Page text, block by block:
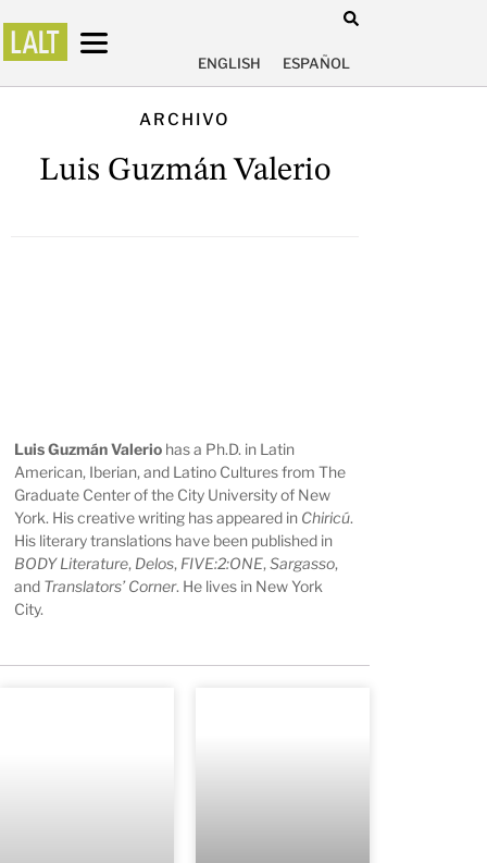
ENGLISH ESPAÑOL
ARCHIVO
Luis Guzmán Valerio
Luis Guzmán Valerio has a Ph.D. in Latin
American, Iberian, and Latino Cultures from The
Graduate Center of the City University of New
York. His creative writing has appeared in Chiricú.
His literary translations have been published in
BODY Literature, Delos, FIVE:2:ONE,Sargasso,
and Translators’ Corner. He lives in New York
City.